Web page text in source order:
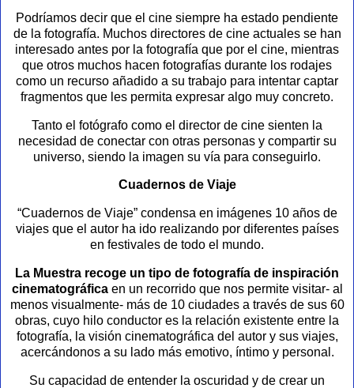
Podríamos decir que el cine siempre ha estado pendiente
de la fotografía. Muchos directores de cine actuales se han
interesado antes por la fotografía que por el cine, mientras
que otros muchos hacen fotografías durante los rodajes
como un recurso añadido a su trabajo para intentar captar
fragmentos que les permita expresar algo muy concreto.
Tanto el fotógrafo como el director de cine sienten la
necesidad de conectar con otras personas y compartir su
universo, siendo la imagen su vía para conseguirlo.
Cuadernos de Viaje
“Cuadernos de Viaje” condensa en imágenes 10 años de
viajes que el autor ha ido realizando por diferentes países
en festivales de todo el mundo.
La Muestra recoge un tipo de fotografía de inspiración
cinematográfica en un recorrido que nos permite visitar- al
menos visualmente- más de 10 ciudades a través de sus 60
obras, cuyo hilo conductor es la relación existente entre la
fotografía, la visión cinematográfica del autor y sus viajes,
acercándonos a su lado más emotivo, íntimo y personal.
Su capacidad de entender la oscuridad y de crear un